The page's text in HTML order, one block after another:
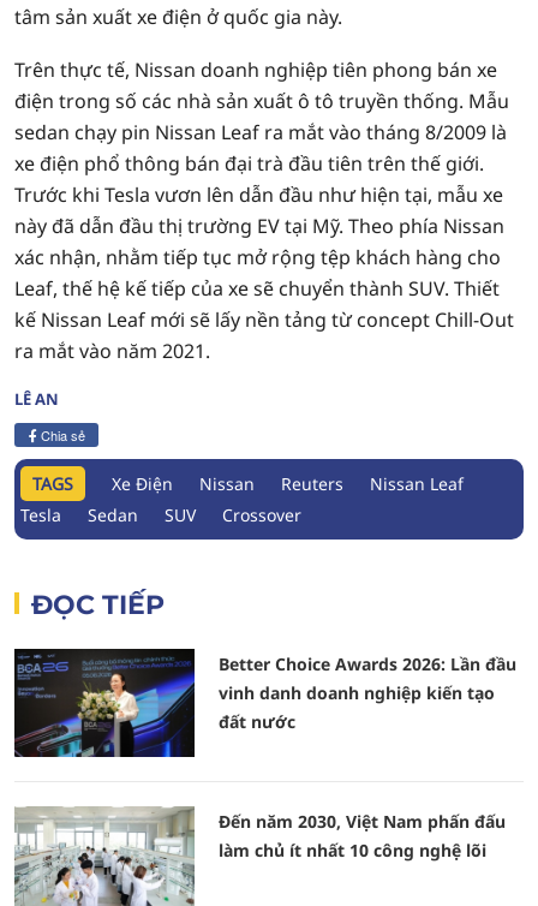
tâm sản xuất xe điện ở quốc gia này.
Trên thực tế, Nissan doanh nghiệp tiên phong bán xe
điện trong số các nhà sản xuất ô tô truyền thống. Mẫu
sedan chạy pin Nissan Leaf ra mắt vào tháng 8/2009 là
xe điện phổ thông bán đại trà đầu tiên trên thế giới.
Trước khi Tesla vươn lên dẫn đầu như hiện tại, mẫu xe
này đã dẫn đầu thị trường EV tại Mỹ. Theo phía Nissan
xác nhận, nhằm tiếp tục mở rộng tệp khách hàng cho
Leaf, thế hệ kế tiếp của xe sẽ chuyển thành SUV. Thiết
kế Nissan Leaf mới sẽ lấy nền tảng từ concept Chill-Out
ra mắt vào năm 2021.
LÊ AN
Chia sẻ
TAGS Xe Điện Nissan Reuters
Nissan Leaf
Tesla
Sedan SUV Crossover
ĐỌC TIẾP
Better Choice Awards 2026: Lần đầu
vinh danh doanh nghiệp kiến tạo
đất nước
Đến năm 2030, Việt Nam phấn đấu
làm chủ ít nhất 10 công nghệ lõi